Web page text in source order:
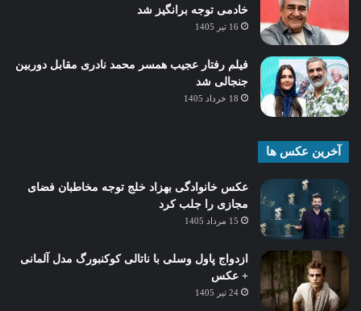
خادمی توجه برانگیز شد
16 تیر 1405
فیلم رفتار عجیب همسر محمد نادری مقابل دوربین
جنجالی شد
18 خرداد 1405
آخرین عکس ها
عکس خانوادگی بهزاد خلج توجه مخاطبان فضای
مجازی را جلب کرد
15 مرداد 1405
ازدواج پاول وسلی با ناتالی کوکنبورگ مدل آلمانی
+ عکس
24 تیر 1405